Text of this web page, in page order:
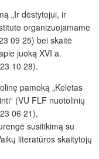
„Ir dėstytojui, ir
organizuojamame
09 25) bei skaitė
juoką XVI a.
10 28).
pamoką „Keletas
(VU FLF nuotolinių
06 21),
susitikimą su
literatūros skaitytojų